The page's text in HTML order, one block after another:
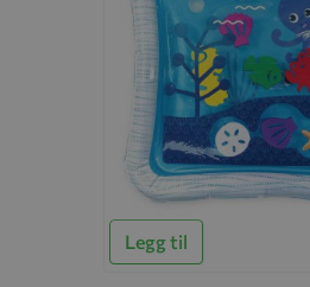
Legg til